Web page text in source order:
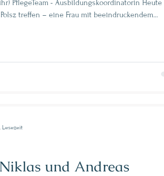
treffen – eine Frau mit beeindruckendem...
und Andreas
Lesezeit